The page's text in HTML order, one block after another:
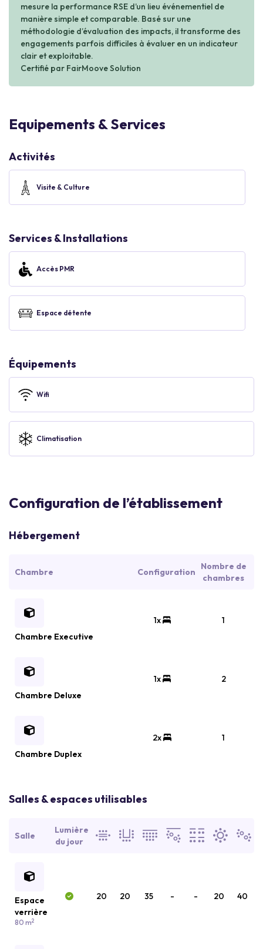
mesure la performance RSE d’un lieu événementiel de
manière simple et comparable. Basé sur une
méthodologie d’évaluation des impacts, il transforme des
engagements parfois difficiles à évaluer en un indicateur
clair et exploitable.
Certifié par FairMoove Solution
Equipements & Services
Activités
Visite & Culture
Services & Installations
Accès PMR
Espace détente
Équipements
Wifi
Climatisation
Configuration de l’établissement
Hébergement
Chambre Configuration
Nombre de
chambres
Chambre Executive
1x 1
Chambre Deluxe
1x 2
Chambre Duplex
2x 1
Salles & espaces utilisables
Salle
Lumière
du jour
Espace
verrière
80 m2
20 20 35 - - 20 40